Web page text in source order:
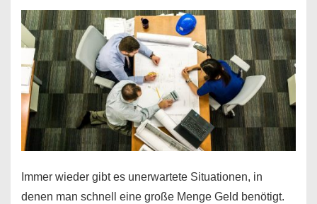
Na
klar!
Immer wieder gibt es unerwartete Situationen, in
denen man schnell eine große Menge Geld benötigt.